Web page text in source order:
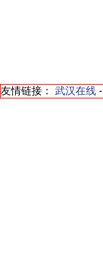
友情链接： 武汉在线 -